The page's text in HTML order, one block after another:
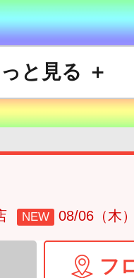
と見る ＋
NEW 08/06（木
フ